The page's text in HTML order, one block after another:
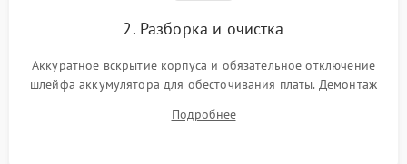
2. Разборка и очистка
Аккуратное вскрытие корпуса и обязательное отключение
шлейфа аккумулятора для обесточивания платы. Демонтаж
высохшей термопасты с кристаллов чипов.
Подробнее